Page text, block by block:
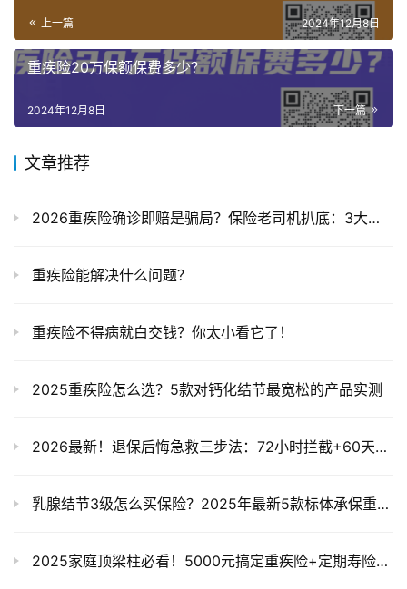
上一篇 2024年12月8日
重疾险20万保额保费多少？
下一篇
2024年12月8日
文章推荐
2026重疾险确诊即赔是骗局？保险老司机扒底：3大理赔潜规则+避坑指南
重疾险能解决什么问题？
重疾险不得病就白交钱？你太小看它了！
2025重疾险怎么选？5款对钙化结节最宽松的产品实测
2026最新！退保后悔急救三步法：72小时拦截+60天复效攻略（健康变差必看）
乳腺结节3级怎么买保险？2025年最新5款标体承保重疾险推荐
2025家庭顶梁柱必看！5000元搞定重疾险+定期寿险，猝死大病都不怕（抄作业攻略）